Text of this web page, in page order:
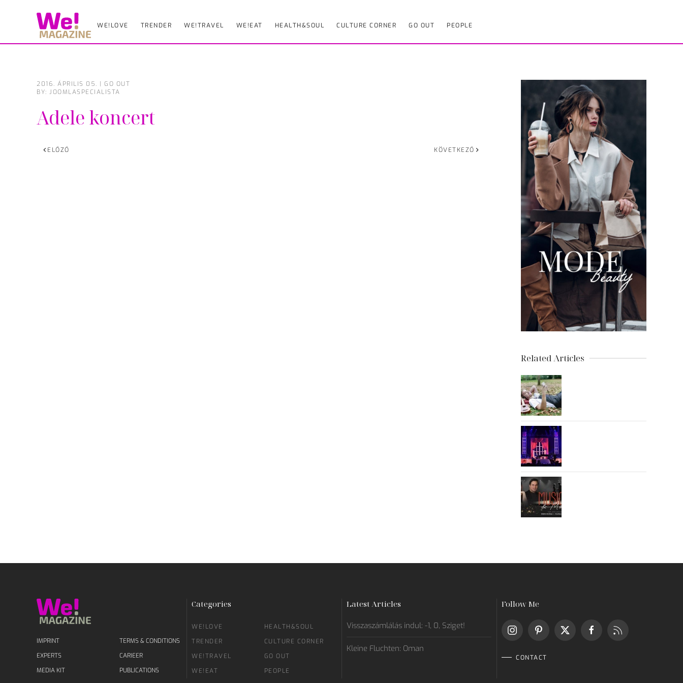
WE!LOVE TRENDER WE!TRAVEL WE!EAT HEALTH&SOUL CULTURE CORNER GO OUT PEOPLE
2016. ÁPRILIS 05. | GO OUT
BY: JOOMLASPECIALISTA
Adele koncert
ELŐZŐ KÖVETKEZŐ
Related Articles
IMPRINT
EXPERTS
MEDIA KIT
TERMS & CONDITIONS
CARIEER
PUBLICATIONS
Categories
WE!LOVE
TRENDER
WE!TRAVEL
WE!EAT
HEALTH&SOUL
CULTURE CORNER
GO OUT
PEOPLE
Latest Articles
Visszaszámlálás indul: -1, 0, Sziget!
Kleine Fluchten: Oman
Follow Me
CONTACT